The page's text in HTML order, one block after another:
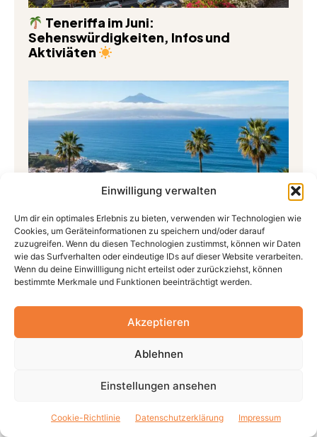
Einwilligung verwalten
Um dir ein optimales Erlebnis zu bieten, verwenden wir Technologien wie
Cookies, um Geräteinformationen zu speichern und/oder darauf
zuzugreifen. Wenn du diesen Technologien zustimmst, können wir Daten
wie das Surfverhalten oder eindeutige IDs auf dieser Website verarbeiten.
Wenn du deine Einwillligung nicht erteilst oder zurückziehst, können
bestimmte Merkmale und Funktionen beeinträchtigt werden.
Akzeptieren
Ablehnen
Einstellungen ansehen
Cookie-Richtlinie Datenschutzerklärung Impressum
Teneriffa im Juni:
Sehenswürdigkeiten, Infos und
Aktiviäten
Teneriffa im Mai:
Sehenswürdigkeiten, Infos und
Aktiviäten